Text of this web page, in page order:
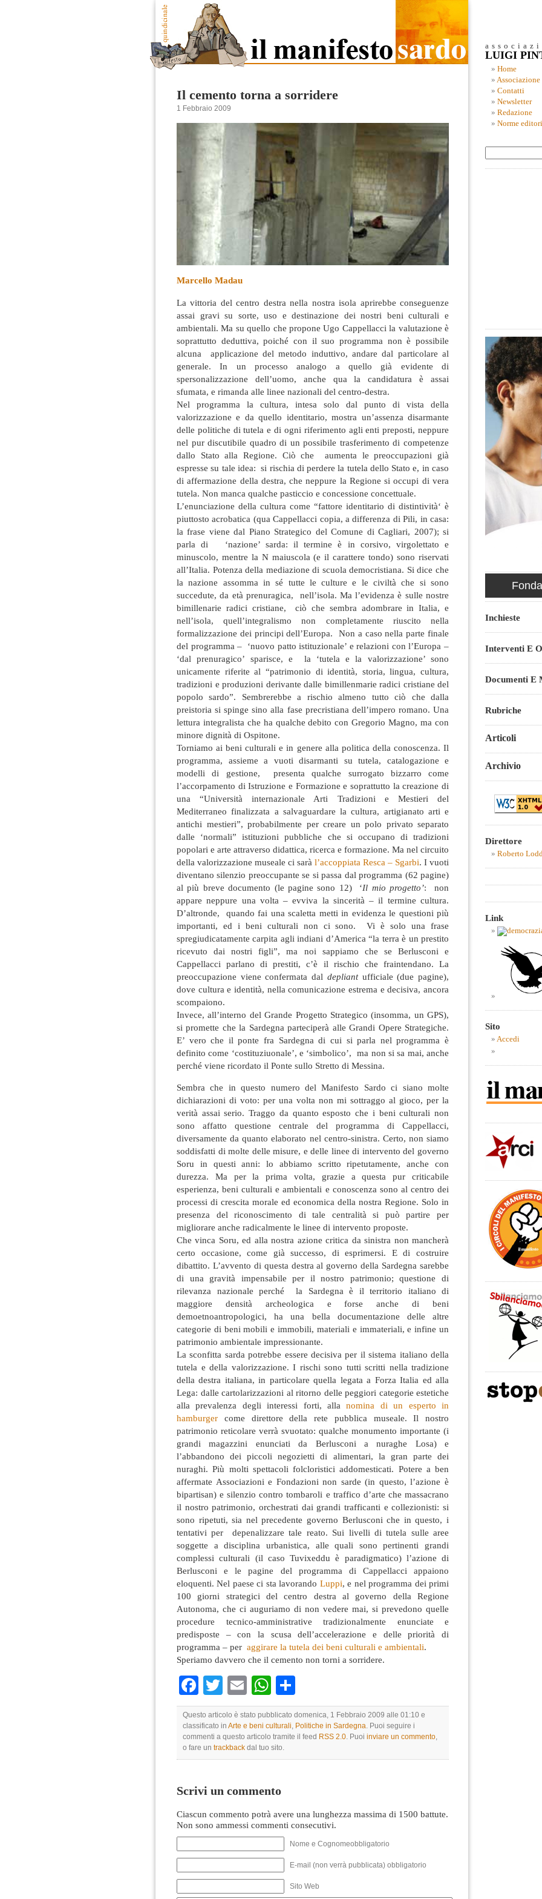
Il cemento torna a sorridere
1 Febbraio 2009
Marcello Madau
La vittoria del centro destra nella nostra isola aprirebbe conseguenze
assai gravi su sorte, uso e destinazione dei nostri beni culturali e
ambientali. Ma su quello che propone Ugo Cappellacci la valutazione è
soprattutto deduttiva, poiché con il suo programma non è possibile
alcuna applicazione del metodo induttivo, andare dal particolare al
generale. In un processo analogo a quello già evidente di
spersonalizzazione dell’uomo, anche qua la candidatura è assai
sfumata, e rimanda alle linee nazionali del centro-destra.
Nel programma la cultura, intesa solo dal punto di vista della
valorizzazione e da quello identitario, mostra un’assenza disarmante
delle politiche di tutela e di ogni riferimento agli enti preposti, neppure
nel pur discutibile quadro di un possibile trasferimento di competenze
dallo Stato alla Regione. Ciò che aumenta le preoccupazioni già
espresse su tale idea: si rischia di perdere la tutela dello Stato e, in caso
di affermazione della destra, che neppure la Regione si occupi di vera
tutela. Non manca qualche pasticcio e concessione concettuale.
L’enunciazione della cultura come “fattore identitario di distintività‘ è
piuttosto acrobatica (qua Cappellacci copia, a differenza di Pili, in casa:
la frase viene dal Piano Strategico del Comune di Cagliari, 2007); si
parla di ‘nazione’ sarda: il termine è in corsivo, virgolettato e
minuscolo, mentre la N maiuscola (e il carattere tondo) sono riservati
all’Italia. Potenza della mediazione di scuola democristiana. Si dice che
la nazione assomma in sé tutte le culture e le civiltà che si sono
succedute, da età prenuragica, nell’isola. Ma l’evidenza è sulle nostre
bimillenarie radici cristiane, ciò che sembra adombrare in Italia, e
nell’isola, quell’integralismo non completamente riuscito nella
formalizzazione dei principi dell’Europa. Non a caso nella parte finale
del programma – ‘nuovo patto istituzionale’ e relazioni con l’Europa –
‘dal prenuragico’ sparisce, e la ‘tutela e la valorizzazione’ sono
unicamente riferite al “patrimonio di identità, storia, lingua, cultura,
tradizioni e produzioni derivante dalle bimillenmarie radici cristiane del
popolo sardo”. Sembrerebbe a rischio almeno tutto ciò che dalla
preistoria si spinge sino alla fase precristiana dell’impero romano. Una
lettura integralista che ha qualche debito con Gregorio Magno, ma con
minore dignità di Ospitone.
Torniamo ai beni culturali e in genere alla politica della conoscenza. Il
programma, assieme a vuoti disarmanti su tutela, catalogazione e
modelli di gestione, presenta qualche surrogato bizzarro come
l’accorpamento di Istruzione e Formazione e soprattutto la creazione di
una “Università internazionale Arti Tradizioni e Mestieri del
Mediterraneo finalizzata a salvaguardare la cultura, artigianato arti e
antichi mestieri”, probabilmente per creare un polo privato separato
dalle ‘normali” istituzioni pubbliche che si occupano di tradizioni
popolari e arte attraverso didattica, ricerca e formazione. Ma nel circuito
della valorizzazione museale ci sarà l’accoppiata Resca – Sgarbi. I vuoti
diventano silenzio preoccupante se si passa dal programma (62 pagine)
al più breve documento (le pagine sono 12) ‘Il mio progetto’: non
appare neppure una volta – evviva la sincerità – il termine cultura.
D’altronde, quando fai una scaletta metti in evidenza le questioni più
importanti, ed i beni culturali non ci sono. Vi è solo una frase
spregiudicatamente carpita agli indiani d’America “la terra è un prestito
ricevuto dai nostri figli”, ma noi sappiamo che se Berlusconi e
Cappellacci parlano di prestiti, c’è il rischio che fraintendano. La
preoccupazione viene confermata dal depliantufficiale (due pagine),
dove cultura e identità, nella comunicazione estrema e decisiva, ancora
scompaiono.
Invece, all’interno del Grande Progetto Strategico (insomma, un GPS),
si promette che la Sardegna parteciperà alle Grandi Opere Strategiche.
E’ vero che il ponte fra Sardegna di cui si parla nel programma è
definito come ‘costituziuonale’, e ‘simbolico’, ma non si sa mai, anche
perché viene ricordato il Ponte sullo Stretto di Messina.
Sembra che in questo numero del Manifesto Sardo ci siano molte
dichiarazioni di voto: per una volta non mi sottraggo al gioco, per la
verità assai serio. Traggo da quanto esposto che i beni culturali non
sono affatto questione centrale del programma di Cappellacci,
diversamente da quanto elaborato nel centro-sinistra. Certo, non siamo
soddisfatti di molte delle misure, e delle linee di intervento del governo
Soru in questi anni: lo abbiamo scritto ripetutamente, anche con
durezza. Ma per la prima volta, grazie a questa pur criticabile
esperienza, beni culturali e ambientali e conoscenza sono al centro dei
processi di crescita morale ed economica della nostra Regione. Solo in
presenza del riconoscimento di tale centralità si può partire per
migliorare anche radicalmente le linee di intervento proposte.
Che vinca Soru, ed alla nostra azione critica da sinistra non mancherà
certo occasione, come già successo, di esprimersi. E di costruire
dibattito. L’avvento di questa destra al governo della Sardegna sarebbe
di una gravità impensabile per il nostro patrimonio; questione di
rilevanza nazionale perché la Sardegna è il territorio italiano di
maggiore densità archeologica e forse anche di beni
demoetnoantropologici, ha una bella documentazione delle altre
categorie di beni mobili e immobili, materiali e immateriali, e infine un
patrimonio ambientale impressionante.
La sconfitta sarda potrebbe essere decisiva per il sistema italiano della
tutela e della valorizzazione. I rischi sono tutti scritti nella tradizione
della destra italiana, in particolare quella legata a Forza Italia ed alla
Lega: dalle cartolarizzazioni al ritorno delle peggiori categorie estetiche
alla prevalenza degli interessi forti, allanomina di un esperto in
hamburger come direttore della rete pubblica museale. Il nostro
patrimonio reticolare verrà svuotato: qualche monumento importante (i
grandi magazzini enunciati da Berlusconi a nuraghe Losa) e
l’abbandono dei piccoli negozietti di alimentari, la gran parte dei
nuraghi. Più molti spettacoli folcloristici addomesticati. Potere a ben
affermate Associazioni e Fondazioni non sarde (in questo, l’azione è
bipartisan) e silenzio contro tombaroli e traffico d’arte che massacrano
il nostro patrimonio, orchestrati dai grandi trafficanti e collezionisti: si
sono ripetuti, sia nel precedente governo Berlusconi che in questo, i
tentativi per depenalizzare tale reato. Sui livelli di tutela sulle aree
soggette a disciplina urbanistica, alle quali sono pertinenti grandi
complessi culturali (il caso Tuvixeddu è paradigmatico) l’azione di
Berlusconi e le pagine del programma di Cappellacci appaiono
eloquenti. Nel paese ci sta lavorando Luppi, e nel programma dei primi
100 giorni strategici del centro destra al governo della Regione
Autonoma, che ci auguriamo di non vedere mai, si prevedono quelle
procedure tecnico-amministrative tradizionalmente enunciate e
predisposte – con la scusa dell’accelerazione e delle priorità di
programma – per aggirare la tutela dei beni culturali e ambientali.
Speriamo davvero che il cemento non torni a sorridere.
Facebook
TwitterEmailWhatsApp
Questo articolo è stato pubblicato domenica, 1 Febbraio 2009 alle 01:10 e
classificato in Arte e beni culturali, Politiche in Sardegna. Puoi seguire i
commenti a questo articolo tramite il feed RSS 2.0. Puoi inviare un commento,
o fare un trackback dal tuo sito.
Scrivi un commento
Ciascun commento potrà avere una lunghezza massima di 1500 battute.
Non sono ammessi commenti consecutivi.
Nome e Cognomeobbligatorio
E-mail (non verrà pubblicata) obbligatorio
Sito Web
LUIGI
Home
Associazione
Contatti
Newsletter
Redazione
Norme
Inchieste
Interventi E
Documenti E
Rubriche
Articoli
Archivio
Direttore
Roberto
Link
Sito
Accedi